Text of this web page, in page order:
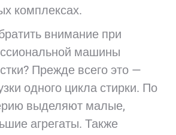
комплексах.
внимание при
машины
Прежде всего это ­—
одного цикла стирки. По
выделяют малые,
агрегаты. Также